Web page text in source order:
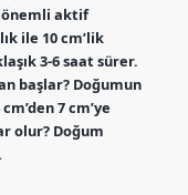
önemli aktif
ile 10 cm’lik
3-6 saat sürer.
başlar? Doğumun
7 cm’ye
olur? Doğum